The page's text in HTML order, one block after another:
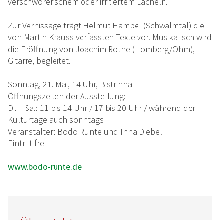
Zur Vernissage trägt Helmut Hampel (Schwalmtal) die
von Martin Krauss verfassten Texte vor. Musikalisch wird
die Eröffnung von Joachim Rothe (Homberg/Ohm),
Gitarre, begleitet.
Sonntag, 21. Mai, 14 Uhr, Bistrinna
Öffnungszeiten der Ausstellung:
Di. – Sa.: 11 bis 14 Uhr / 17 bis 20 Uhr / während der
Kulturtage auch sonntags
Veranstalter: Bodo Runte und Inna Diebel
Eintritt frei
www.bodo-runte.de